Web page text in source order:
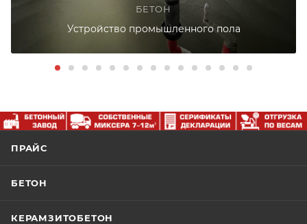
БЕТОН
Устройство промышленного пола
ПРАЙС
БЕТОН
КЕРАМЗИТОБЕТОН